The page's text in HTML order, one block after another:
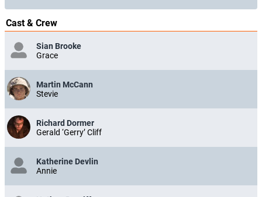
Cast & Crew
Sian Brooke
Grace
Martin McCann
Stevie
Richard Dormer
Gerald ‘Gerry’ Cliff
Katherine Devlin
Annie